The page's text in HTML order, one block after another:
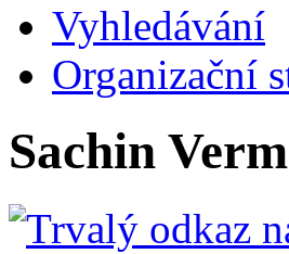
Vyhledávání
Organizační
Sachin